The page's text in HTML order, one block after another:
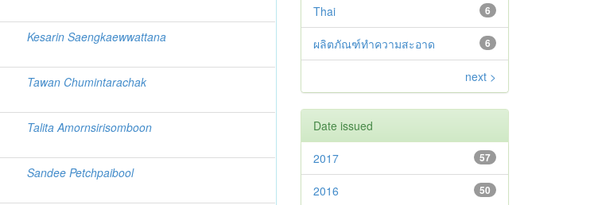
Kesarin Saengkaewwattana
Tawan Chumintarachak
Talita Amornsirisomboon
Sandee Petchpaibool
6
Thai
6
ผลิตภัณฑ์ทำความสะอาด
next >
Date issued
57
2017
50
2016